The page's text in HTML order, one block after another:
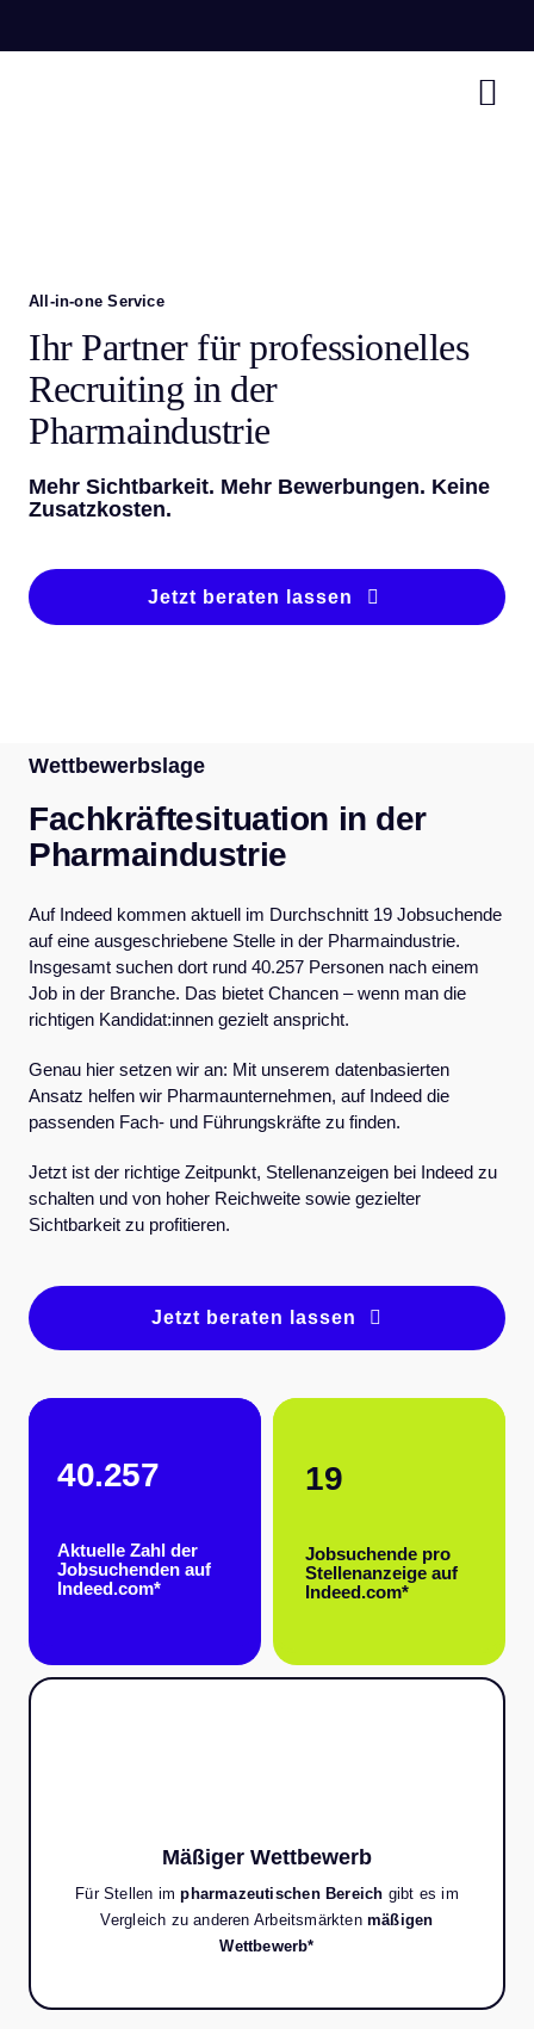
All-in-one Service
Ihr Partner für professionelles
Recruiting in der
Pharmaindustrie
Mehr Sichtbarkeit. Mehr Bewerbungen. Keine
Zusatzkosten.
Jetzt beraten lassen
Wettbewerbslage
Fachkräftesituation in der
Pharmaindustrie
Auf Indeed kommen aktuell im Durchschnitt 19 Jobsuchende
auf eine ausgeschriebene Stelle in der Pharmaindustrie.
Insgesamt suchen dort rund 40.257 Personen nach einem
Job in der Branche. Das bietet Chancen – wenn man die
richtigen Kandidat:innen gezielt anspricht.
Genau hier setzen wir an: Mit unserem datenbasierten
Ansatz helfen wir Pharmaunternehmen, auf Indeed die
passenden Fach- und Führungskräfte zu finden.
Jetzt ist der richtige Zeitpunkt, Stellenanzeigen bei Indeed zu
schalten und von hoher Reichweite sowie gezielter
Sichtbarkeit zu profitieren.
Jetzt beraten lassen
40.257
Aktuelle Zahl der
Jobsuchenden auf
Indeed.com*
19
Jobsuchende pro
Stellenanzeige auf
Indeed.com*
Mäßiger Wettbewerb
Für Stellen impharmazeutischen Bereich gibt es im
Vergleich zu anderen Arbeitsmärktenmäßigen
Wettbewerb*